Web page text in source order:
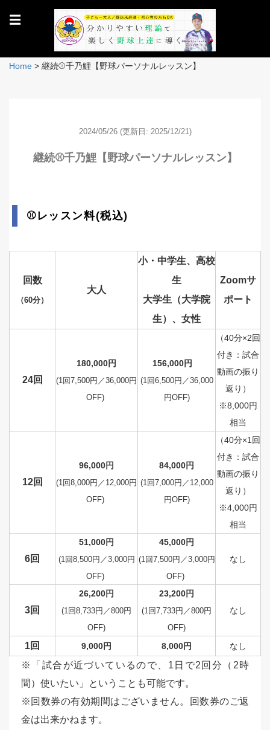
☰
Home > 継続⚾️千乃鯉【野球パーソナルレッスン】
2024/05/26 (更新日: 2025/12/21)
継続⚾️千乃鯉【野球パーソナルレッスン】
⚾レッスン料(税込)
回数
（60分）
大人
小・中学生、高校
生
大学生（大学院
生）、女性
Zoomサ
ポート
24回
180,000円
(1回7,500円／36,000円
OFF)
156,000円
(1回6,500円／36,000
円OFF)
（40分×2回
付き：試合
動画の振り
返り）
※8,000円
相当
12回
96,000円
(1回8,000円／12,000円
OFF)
84,000円
(1回7,000円／12,000
円OFF)
（40分×1回
付き：試合
動画の振り
返り）
※4,000円
相当
6回
51,000円
(1回8,500円／3,000円
OFF)
45,000円
(1回7,500円／3,000円
OFF)
なし
3回
26,200円
(1回8,733円／800円
OFF)
23,200円
(1回7,733円／800円
OFF)
なし
1回 9,000円 8,000円 なし
※「試合が近づいているので、1日で2回分（2時
間）使いたい」ということも可能です。
※回数券の有効期間はございません。回数券のご返
金は出来かねます。